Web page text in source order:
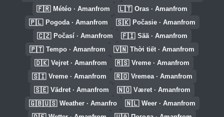
🇫🇷 Météo · Amanfrom 🇱🇹 Oras · Amanfrom
🇵🇱 Pogoda · Amanfrom 🇸🇰 Počasie · Amanfrom
🇨🇿 Počasí · Amanfrom 🇫🇮 Sää · Amanfrom
🇵🇹 Tempo · Amanfrom 🇻🇳 Thời tiết · Amanfrom
🇩🇰 Vejret · Amanfrom 🇷🇸 Vreme · Amanfrom
🇸🇮 Vreme · Amanfrom 🇷🇴 Vremea · Amanfrom
🇸🇪 Vädret · Amanfrom 🇳🇴 Været · Amanfrom
🇬🇧🇺🇸 Weather · Amanfro 🇳🇱 Weer · Amanfrom